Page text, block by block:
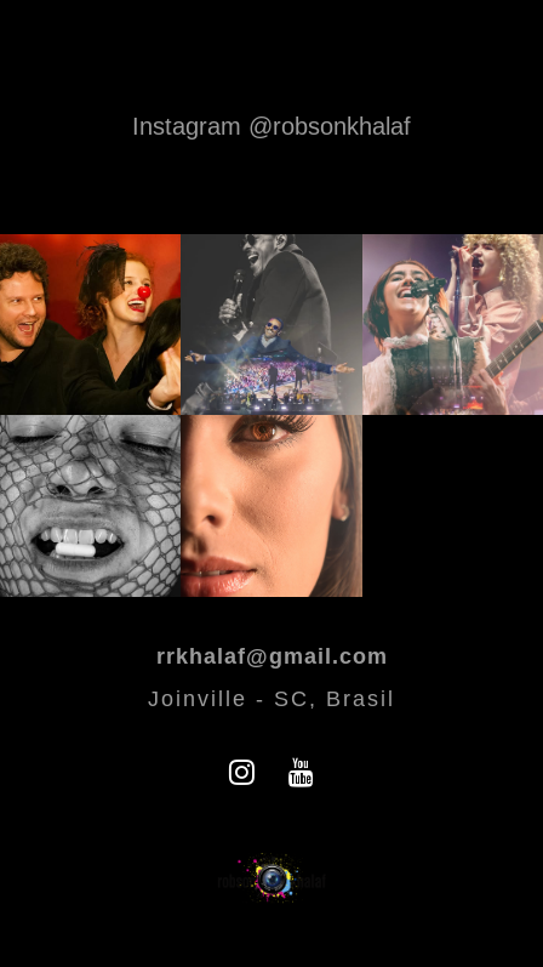
Instagram @robsonkhalaf
rrkhalaf@gmail.com
Joinville - SC, Brasil